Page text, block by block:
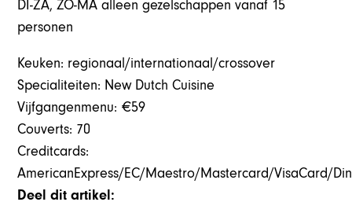
DI-ZA, ZO-MA alleen gezelschappen vanaf 15
personen
Keuken: regionaal/internationaal/crossover
Specialiteiten: New Dutch Cuisine
Vijfgangenmenu: €59
Couverts: 70
Creditcards:
AmericanExpress/EC/Maestro/Mastercard/VisaCard/
Deel dit artikel: